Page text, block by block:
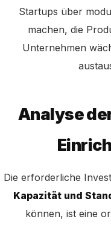
Startups über
machen, die
Unternehmen
Analyse
Die erforderliche
Kapazität und
können, ist eine